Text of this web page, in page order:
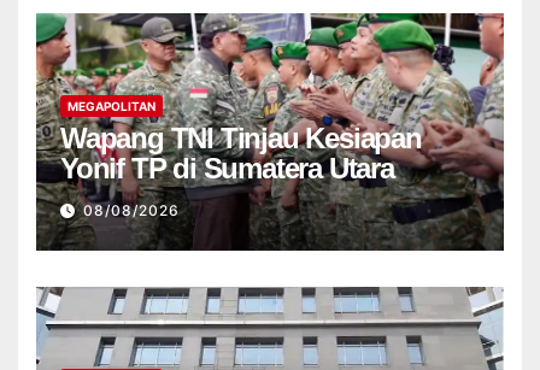
MEGAPOLITAN
Wapang TNI Tinjau Kesiapan
Yonif TP di Sumatera Utara
08/08/2026